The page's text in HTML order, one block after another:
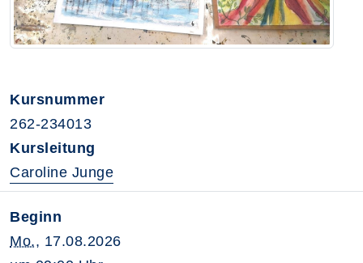
Kursnummer
262-234013
Kursleitung
Caroline Junge
Beginn
Mo., 17.08.2026